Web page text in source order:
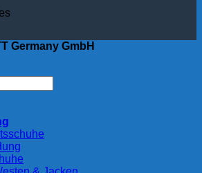
Germany GmbH